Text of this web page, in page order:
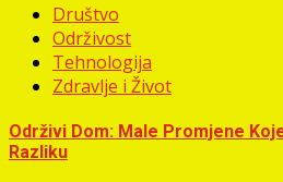
Društvo
Održivost
Tehnologija
Zdravlje i Život
Održivi Dom: Male Promjene
Razliku